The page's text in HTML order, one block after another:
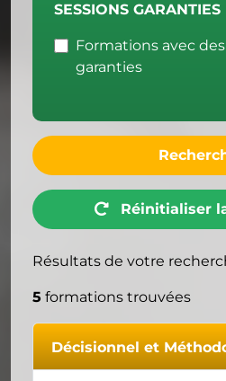
SESSIONS GARANTIES
Formations avec
garanties
Réinitialiser
Résultats de votre
5 formations trouvées
Décisionnel et